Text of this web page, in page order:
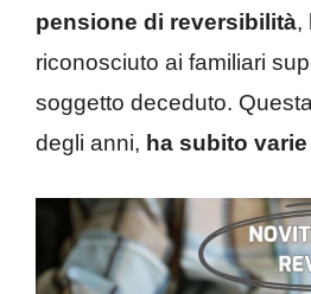
pensione di reversibilità,
riconosciuto ai familiari
soggetto deceduto.
degli anni, ha subito